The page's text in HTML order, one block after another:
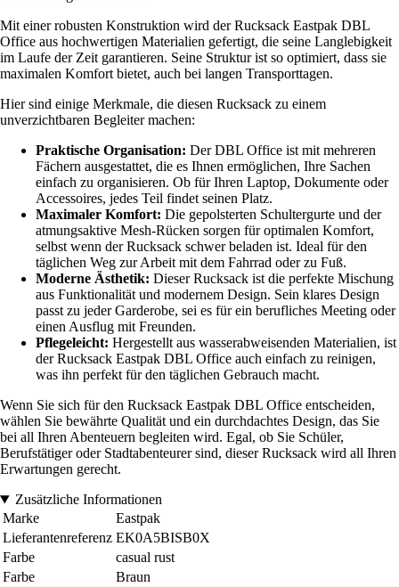
Mit einer robusten Konstruktion wird der Rucksack Eastpak DBL
Office aus hochwertigen Materialien gefertigt, die seine Langlebigkeit
im Laufe der Zeit garantieren. Seine Struktur ist so optimiert, dass sie
maximalen Komfort bietet, auch bei langen Transporttagen.
Hier sind einige Merkmale, die diesen Rucksack zu einem
unverzichtbaren Begleiter machen:
Praktische Organisation: Der DBL Office ist mit mehreren
Fächern ausgestattet, die es Ihnen ermöglichen, Ihre Sachen
einfach zu organisieren. Ob für Ihren Laptop, Dokumente oder
Accessoires, jedes Teil findet seinen Platz.
Maximaler Komfort: Die gepolsterten Schultergurte und der
atmungsaktive Mesh-Rücken sorgen für optimalen Komfort,
selbst wenn der Rucksack schwer beladen ist. Ideal für den
täglichen Weg zur Arbeit mit dem Fahrrad oder zu Fuß.
Moderne Ästhetik: Dieser Rucksack ist die perfekte Mischung
aus Funktionalität und modernem Design. Sein klares Design
passt zu jeder Garderobe, sei es für ein berufliches Meeting oder
einen Ausflug mit Freunden.
Pflegeleicht: Hergestellt aus wasserabweisenden Materialien, ist
der Rucksack Eastpak DBL Office auch einfach zu reinigen,
was ihn perfekt für den täglichen Gebrauch macht.
Wenn Sie sich für den Rucksack Eastpak DBL Office entscheiden,
wählen Sie bewährte Qualität und ein durchdachtes Design, das Sie
bei all Ihren Abenteuern begleiten wird. Egal, ob Sie Schüler,
Berufstätiger oder Stadtabenteurer sind, dieser Rucksack wird all Ihren
Erwartungen gerecht.
Zusätzliche Informationen
Marke
Eastpak
Lieferantenreferenz EK0A5BISB0X
Farbe
casual rust
Farbe
Braun